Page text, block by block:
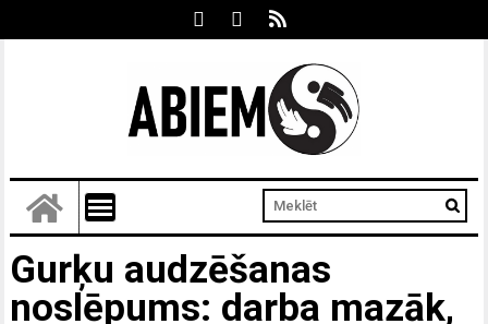
Gurķu audzēšanas
noslēpums: darba mazāk,